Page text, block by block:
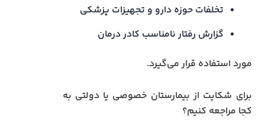
تخلفات حوزه دارو و تجهیزات پزشکی
گزارش رفتار نامناسب کادر درمان
مورد استفاده قرار می‌گیرد.
برای شکایت از بیمارستان خصوصی یا دولتی به
کجا مراجعه کنیم؟